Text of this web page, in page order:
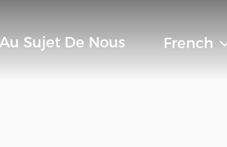
Au Sujet De Nous French